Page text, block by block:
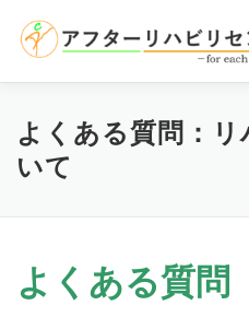
サービスのご案内 選ばれ
よくある質問：
いて
よくある質問